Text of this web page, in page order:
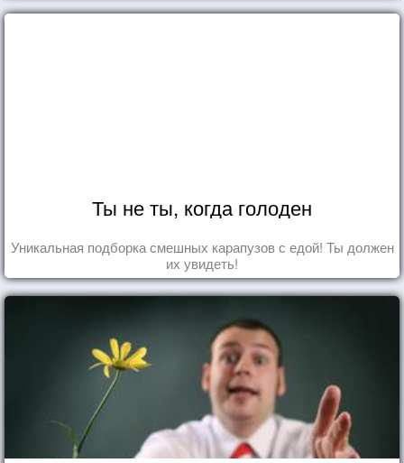
Ты не ты, когда голоден
Уникальная подборка смешных карапузов с едой! Ты должен
их увидеть!